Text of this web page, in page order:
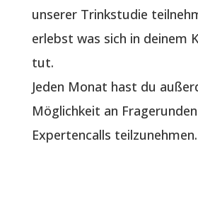
unserer Trinkstudie
erlebst was sich in deinem
tut.
Jeden Monat hast du
Möglichkeit an
Expertencalls teilzunehmen.